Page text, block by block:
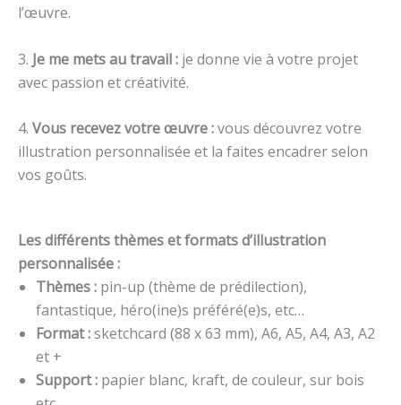
l’œuvre.
3. Je me mets au travail : je donne vie à votre projet
avec passion et créativité.
4. Vous recevez votre œuvre :vous découvrez votre
illustration personnalisée et la faites encadrer selon
vos goûts.
Les différents thèmes et formats d’illustration
personnalisée :
Thèmes : pin-up (thème de prédilection),
fantastique, héro(ine)s préféré(e)s, etc…
Format :sketchcard (88 x 63 mm), A6, A5, A4, A3, A2
et +
Support : papier blanc, kraft, de couleur, sur bois